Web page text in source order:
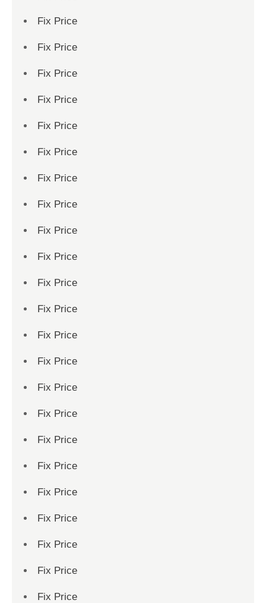
Fix Price
Fix Price
Fix Price
Fix Price
Fix Price
Fix Price
Fix Price
Fix Price
Fix Price
Fix Price
Fix Price
Fix Price
Fix Price
Fix Price
Fix Price
Fix Price
Fix Price
Fix Price
Fix Price
Fix Price
Fix Price
Fix Price
Fix Price